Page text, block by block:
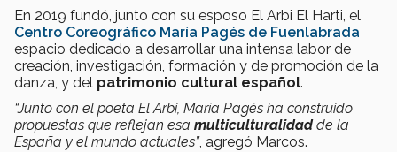
En 2019 fundó, junto con su esposo El Arbi El Harti, el
Centro Coreográfico María Pagés de Fuenlabrada
espacio dedicado a desarrollar una intensa labor de
creación, investigación, formación y de promoción de la
danza, y del patrimonio cultural español.
“Junto con el poeta El Arbi, María Pagés ha construido
propuestas que reflejan esa multiculturalidadde la
España y el mundo actuales”, agregó Marcos.